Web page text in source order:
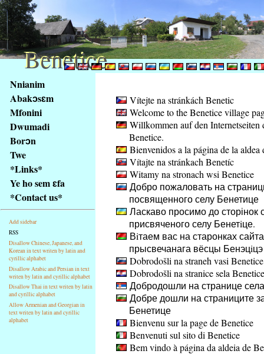
obsah
stránky
Klávesové
zkratky
tomto
webu
základní
Hlavní
strana
Nnianim
Abakɔsɛm
Mfonini
Dwumadi
Borɔn
Twe
*Links*
Ye ho sem ɛfa
*Contact us*
Add sidebar
RSS
Disallow Chinese, Japanese, and
Korean in text writen by latin and
cyrillic alphabet
Disallow Arabic and Persian in text
writen by latin and cyrillic alphabet
Disallow Thai in text writen by latin
and cyrillic alphabet
Allow Armenian and Georgian in
text writen by latin and cyrillic
alphabet
Vítejte na stránkách Benetic
Welcome to the Benetice village
Willkommen auf den Internetseiten
Benetice.
Bienvenidos a la página de la aldea
Vítajte na stránkach Benetíc
Witamy na stronach wsi Benetice
Добро пожаловать на
посвященного селу Бенетице
Ласкаво просимо до сторінок
присвяченого селу Бенетiце.
Вiтаем вас на старонках
прысвечанага вёсцы Бенэцiцэ
Dobrodošli na straneh vasi Benetice
Dobrodošli na stranice sela Benetice
Добродошли на странице
Добре дошли на страниците
Бенетице
Bienvenu sur la page de Benetice
Benvenuti sul sito di Benetice
Bem vindo à página da aldeia de
Benetice
Benetice